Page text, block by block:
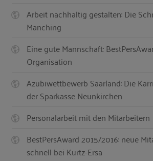
Arbeit nachhaltig gestalten: Die
Manching
Eine gute Mannschaft:
Organisation
Azubiwettbewerb Saarland: Die
der Sparkasse Neunkirchen
Personalarbeit mit den Mitarbeitern
BestPersAward 2015/2016: neue
schnell bei Kurtz-Ersa